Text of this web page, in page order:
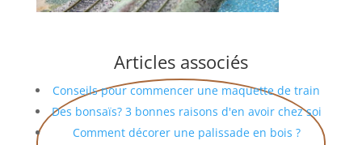
Articles associés
Conseils pour commencer une maquette de train
Des bonsaïs? 3 bonnes raisons d'en avoir chez soi
Comment décorer une palissade en bois ?